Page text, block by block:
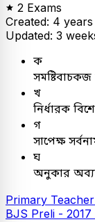
2 Exams
Created: 4 years
Updated: 3
ক
সমষ্টিবাচকজ
খ
নির্ধারক
গ
সাপেক্ষ
ঘ
অনুকার
Primary Teacher
BJS Preli - 2017